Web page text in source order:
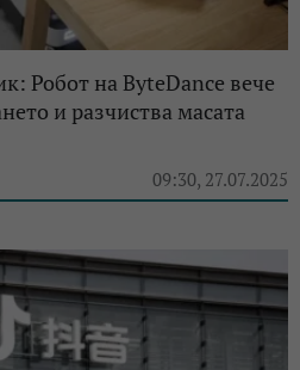
Робот на ByteDance вече
и разчиства масата
09:30, 27.07.2025